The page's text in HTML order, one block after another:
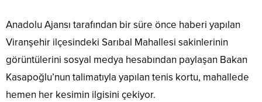
Anadolu Ajansı tarafından bir süre önce haberi yapılan
Viranşehir ilçesindeki Sarıbal Mahallesi sakinlerinin
görüntülerini sosyal medya hesabından paylaşan Bakan
Kasapoğlu’nun talimatıyla yapılan tenis kortu, mahallede
hemen her kesimin ilgisini çekiyor.